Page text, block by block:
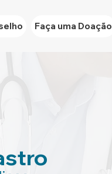
Faça uma Doação